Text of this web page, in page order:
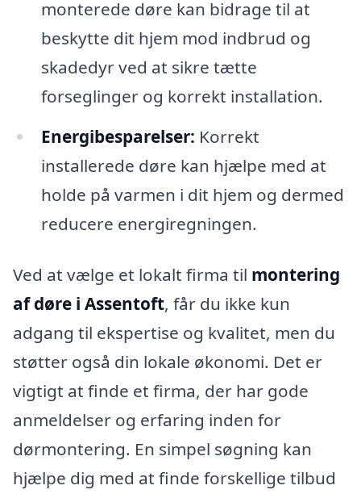
monterede døre kan bidrage til at
beskytte dit hjem mod indbrud og
skadedyr ved at sikre tætte
forseglinger og korrekt installation.
Energibesparelser: Korrekt
installerede døre kan hjælpe med at
holde på varmen i dit hjem og dermed
reducere energiregningen.
Ved at vælge et lokalt firma til montering
af døre i Assentoft, får du ikke kun
adgang til ekspertise og kvalitet, men du
støtter også din lokale økonomi. Det er
vigtigt at finde et firma, der har gode
anmeldelser og erfaring inden for
dørmontering. En simpel søgning kan
hjælpe dig med at finde forskellige tilbud